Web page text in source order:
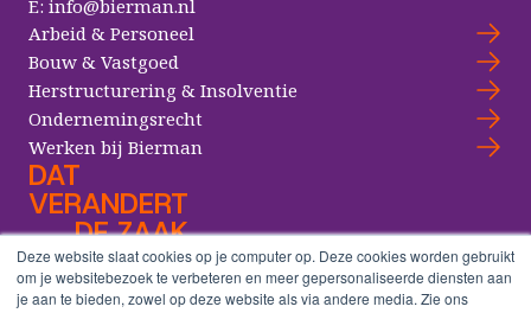
Deze website slaat cookies op je computer op. Deze cookies worden gebruikt
om je websitebezoek te verbeteren en meer gepersonaliseerde diensten aan
je aan te bieden, zowel op deze website als via andere media. Zie ons
E: info@bierman.nl
Arbeid & Personeel
Bouw & Vastgoed
Herstructurering & Insolventie
Ondernemingsrecht
Werken bij Bierman
DAT
VERANDERT
DE ZAAK